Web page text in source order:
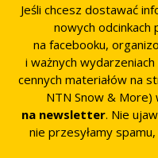
Jeśli chcesz dostawać
nowych odcinkach
na facebooku,
i ważnych
cennych materiałów na
NTN Snow & More)
na newsletter. Nie
nie przesyłamy